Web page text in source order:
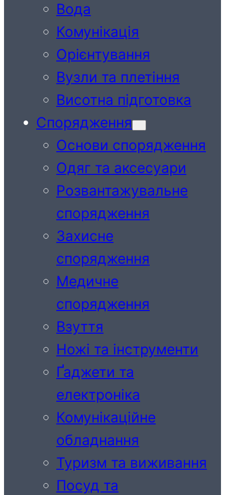
Вода
Комунікація
Орієнтування
Вузли та плетіння
Висотна підготовка
Спорядження
Основи спорядження
Одяг та аксесуари
Розвантажувальне
спорядження
Захисне
спорядження
Медичне
спорядження
Взуття
Ножі та інструменти
Ґаджети та
електроніка
Комунікаційне
обладнання
Туризм та виживання
Посуд та